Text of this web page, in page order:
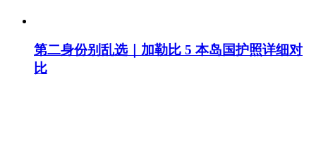
第二身份别乱选｜加勒比 5 本岛国护照详细对
比